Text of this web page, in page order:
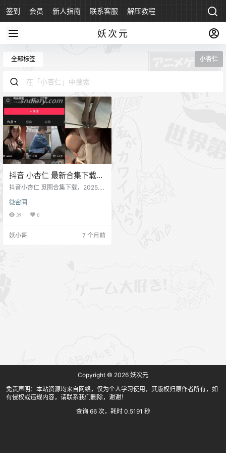
签到 会员 新人指南 联系客服 解压教程
妖次元
全部标签 小杏仁
抖音 小杏仁 最新合集下载
[全套觅圈]资源更新中
抖音小杏仁 觅圈合集下载，2025.1
水印 小杏仁 觅圈合集全套下载目录
001 小杏仁 dy无水印备份 [208V 3
音 小杏仁 觅圈微密圈 NO.002期 [5
微密圈
39 0
妖小哥 7 个月前
Copyright © 2026 妖次元
免责声明：本站资源均来自网络，仅为个人学习使用，其版权归原作者所有，如
有侵权或违规内容，请联系我们删除，谢谢！
查询 66 次，耗时 0.5191 秒